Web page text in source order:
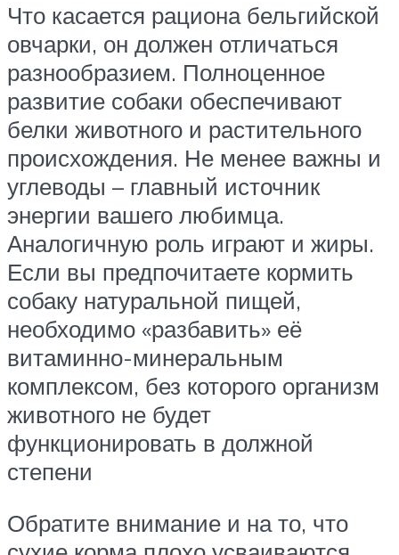
Что касается рациона бельгийской
овчарки, он должен отличаться
разнообразием. Полноценное
развитие собаки обеспечивают
белки животного и растительного
происхождения. Не менее важны и
углеводы – главный источник
энергии вашего любимца.
Аналогичную роль играют и жиры.
Если вы предпочитаете кормить
собаку натуральной пищей,
необходимо «разбавить» её
витаминно-минеральным
комплексом, без которого организм
животного не будет
функционировать в должной
степени
Обратите внимание и на то, что